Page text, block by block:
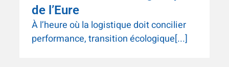
de l’Eure
À l’heure où la logistique doit concilier
performance, transition écologique[...]